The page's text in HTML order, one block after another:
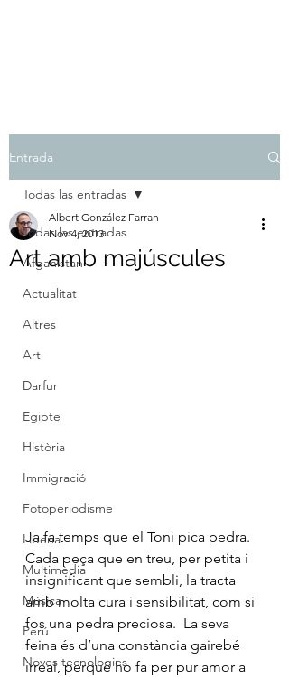
Entrada
Todas las entradas
Afganistan
Actualitat
Altres
Art
Darfur
Egipte
Història
Immigració
Fotoperiodisme
Liberia
Multimèdia
Música
Perú
Noves tecnologies
Todas las entradas
Art amb majúscules
Albert González Farran
Nov 4, 2013
Ja fa temps que el Toni pica pedra.
Cada peça que en treu, per petita i
insignificant que sembli, la tracta
amb molta cura i sensibilitat, com si
fos una pedra preciosa.  La seva
feina és d’una constància gairebé
irreal, perquè ho fa per pur amor a